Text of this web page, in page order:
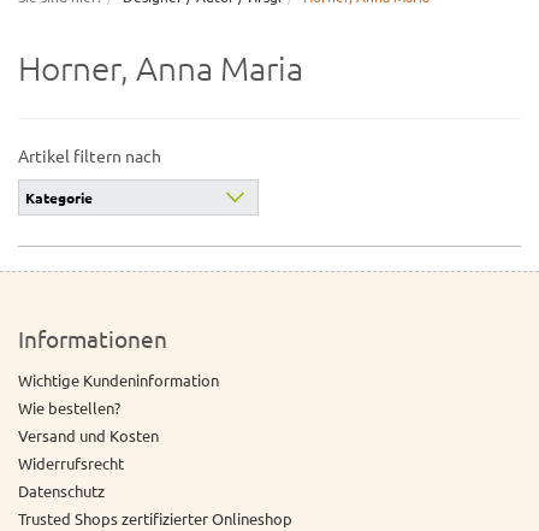
Horner, Anna Maria
Artikel filtern nach
Kategorie
Informationen
Wichtige Kundeninformation
Wie bestellen?
Versand und Kosten
Widerrufsrecht
Datenschutz
Trusted Shops zertifizierter Onlineshop